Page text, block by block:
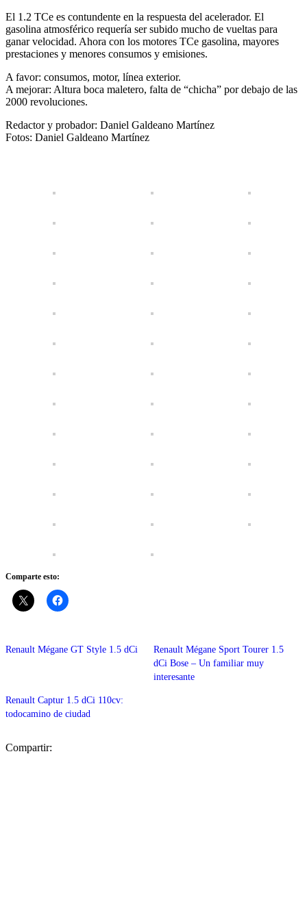
El 1.2 TCe es contundente en la respuesta del acelerador. El
gasolina atmosférico requería ser subido mucho de vueltas para
ganar velocidad. Ahora con los motores TCe gasolina, mayores
prestaciones y menores consumos y emisiones.
A favor: consumos, motor, línea exterior.
A mejorar: Altura boca maletero, falta de “chicha” por debajo de las
2000 revoluciones.
Redactor y probador: Daniel Galdeano Martínez
Fotos: Daniel Galdeano Martínez
Comparte esto:
Renault Mégane GT Style 1.5 dCi
Renault Mégane Sport Tourer 1.5
dCi Bose – Un familiar muy
interesante
Renault Captur 1.5 dCi 110cv:
todocamino de ciudad
Compartir: